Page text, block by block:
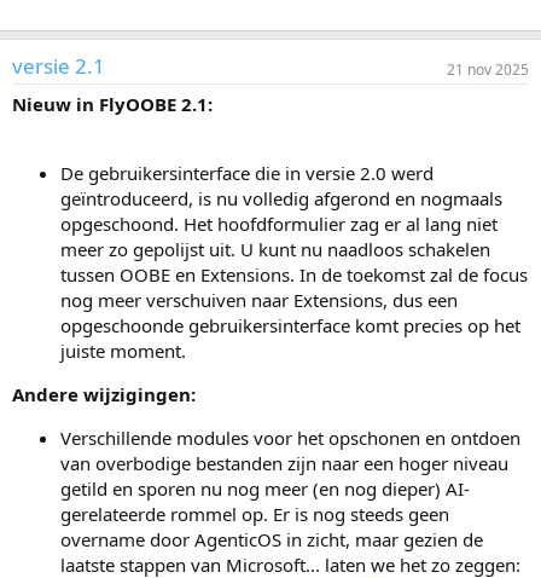
versie 2.1 21 nov 2025
Nieuw in FlyOOBE 2.1:
De gebruikersinterface die in versie 2.0 werd
geïntroduceerd, is nu volledig afgerond en nogmaals
opgeschoond. Het hoofdformulier zag er al lang niet
meer zo gepolijst uit. U kunt nu naadloos schakelen
tussen OOBE en Extensions. In de toekomst zal de focus
nog meer verschuiven naar Extensions, dus een
opgeschoonde gebruikersinterface komt precies op het
juiste moment.
Andere wijzigingen:
Verschillende modules voor het opschonen en ontdoen
van overbodige bestanden zijn naar een hoger niveau
getild en sporen nu nog meer (en nog dieper) AI-
gerelateerde rommel op. Er is nog steeds geen
overname door AgenticOS in zicht, maar gezien de
laatste stappen van Microsoft... laten we het zo zeggen: